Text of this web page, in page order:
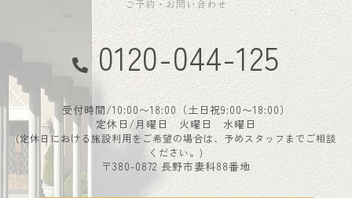
ご予約・お問い合わせ
0120-044-125
受付時間/10:00〜18:00（土日祝9:00〜18:00）
定休日/月曜日 火曜日 水曜日
(定休日における施設利用をご希望の場合は、予めスタッフまでご相談
ください。)
〒380-0872 長野市妻科88番地